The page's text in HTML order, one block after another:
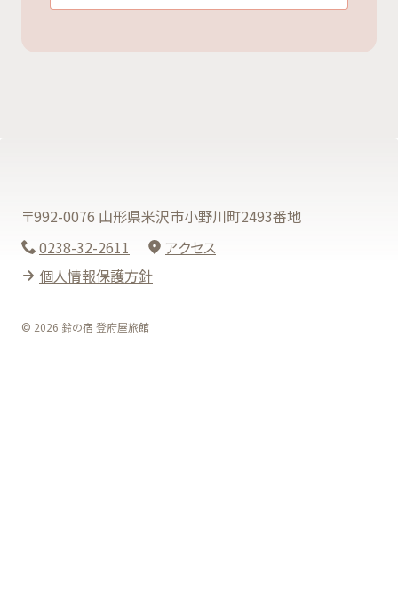
〒992-0076 山形県米沢市小野川町2493番地
0238-32-2611
アクセス
個人情報保護方針
© 2026 鈴の宿 登府屋旅館